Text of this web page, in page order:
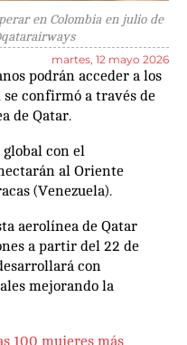
en Colombia en julio de
martes, 12 mayo 2026
podrán acceder a los
confirmó a través de
de Qatar.
con el
al Oriente
(Venezuela).
aerolínea de Qatar
a partir del 22 de
con
mejorando la
100 mujeres más